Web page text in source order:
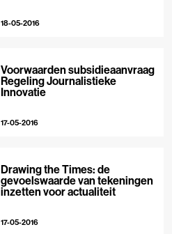
18-05-2016
Voorwaarden subsidieaanvraag
Regeling Journalistieke
Innovatie
17-05-2016
Drawing the Times: de
gevoelswaarde van tekeningen
inzetten voor actualiteit
17-05-2016